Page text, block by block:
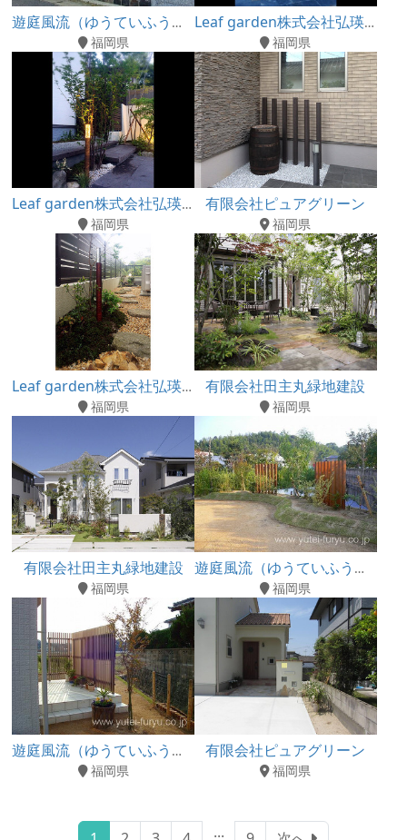
遊庭風流（ゆうていふうりゅう）
福岡県
Leaf garden株式会社弘瑛興業
福岡県
Leaf garden株式会社弘瑛興業
福岡県
有限会社ピュアグリーン
福岡県
Leaf garden株式会社弘瑛興業
福岡県
有限会社田主丸緑地建設
福岡県
有限会社田主丸緑地建設
福岡県
遊庭風流（ゆうていふうりゅう）
福岡県
遊庭風流（ゆうていふうりゅう）
福岡県
有限会社ピュアグリーン
福岡県
...